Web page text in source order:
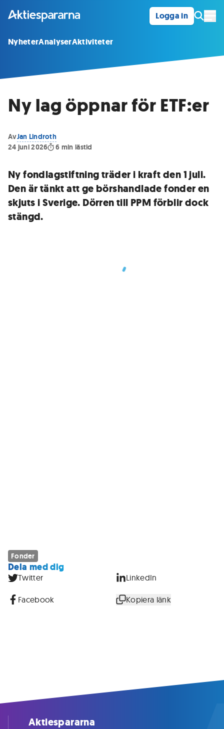
Logga in
NyheterAnalyserAktiviteter
Ny lag öppnar för ETF:er
AvJan Lindroth
24 juni 2026
6 min lästid
Ny fondlagstiftning träder i kraft den 1 juli.
Den är tänkt att ge börshandlade fonder en
skjuts i Sverige. Dörren till PPM förblir dock
stängd.
Fonder
Dela med dig
Twitter LinkedIn
Facebook Kopiera länk
Aktiespararna